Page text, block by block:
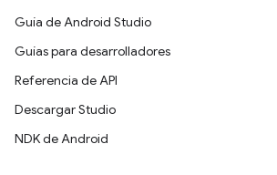
Guía de Android Studio
Guías para desarrolladores
Referencia de API
Descargar Studio
NDK de Android